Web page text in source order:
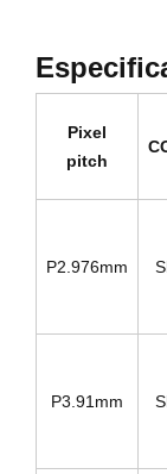
Pixel
pitch
P2.976mm
P3.91mm